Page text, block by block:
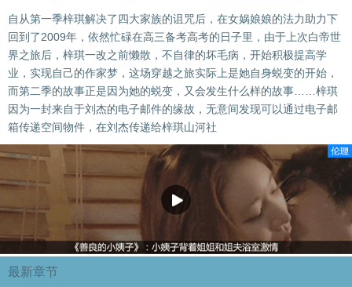
自从第一季梓琪解决了四大家族的诅咒后，在女娲娘娘的法力助力下
回到了2009年，依然忙碌在高三备考高考的日子里，由于上次白帝世
界之旅后，梓琪一改之前懒散，不自律的坏毛病，开始积极提高学
业，实现自己的作家梦，这场穿越之旅实际上是她自身蜕变的开始，
而第二季的故事正是因为她的蜕变，又会发生什么样的故事……梓琪
因为一封来自于刘杰的电子邮件的缘故，无意间发现可以通过电子邮
箱传递空间物件，在刘杰传递给梓琪山河社
最新章节